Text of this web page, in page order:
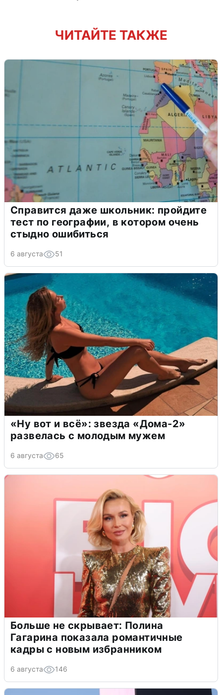
ЧИТАЙТЕ ТАКЖЕ
Справится даже школьник: пройдите
тест по географии, в котором очень
стыдно ошибиться
6 августа 51
«Ну вот и всё»: звезда «Дома-2»
развелась с молодым мужем
6 августа 65
Больше не скрывает: Полина
Гагарина показала романтичные
кадры с новым избранником
6 августа 146